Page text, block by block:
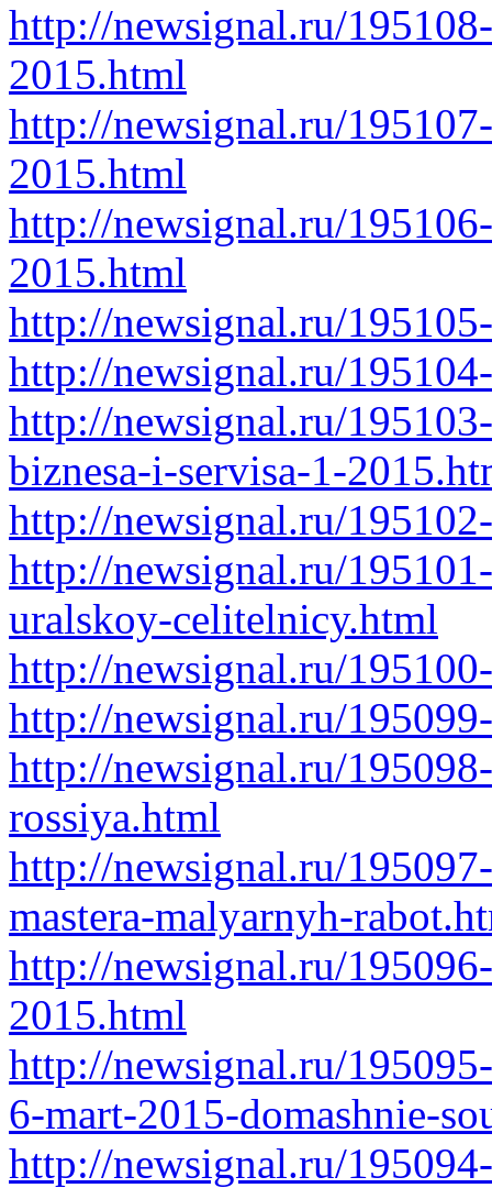
http://newsignal.ru/
2015.html
http://newsignal.ru/
2015.html
http://newsignal.ru/
2015.html
http://newsignal.ru/
http://newsignal.ru/
http://newsignal.ru/
biznesa-i-servisa-1-
http://newsignal.ru/
http://newsignal.ru/
uralskoy-celitelnicy.html
http://newsignal.ru/
http://newsignal.ru/
http://newsignal.ru/
rossiya.html
http://newsignal.ru/
mastera-malyarnyh-
http://newsignal.ru/
2015.html
http://newsignal.ru/
6-mart-2015-domashnie-
http://newsignal.ru/